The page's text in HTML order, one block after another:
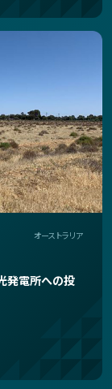
オーストラリア
発電所への投